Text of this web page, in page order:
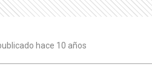
hace 10 años